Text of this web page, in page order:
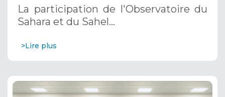
Saoudite
La participation de l'Observatoire du
Sahara et du Sahel…
>Lire plus